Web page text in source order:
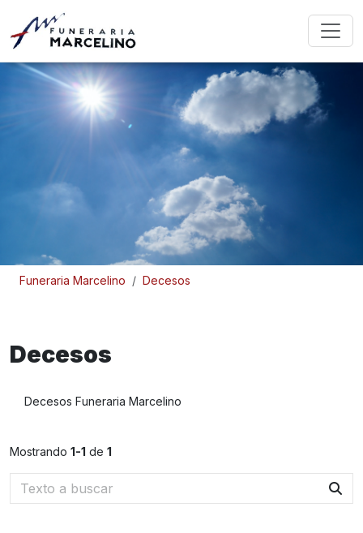
Funeraria Marcelino Decesos
Decesos
Decesos Funeraria Marcelino
Mostrando 1-1 de 1